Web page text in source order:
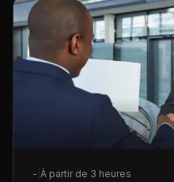
- À partir de 3 heures